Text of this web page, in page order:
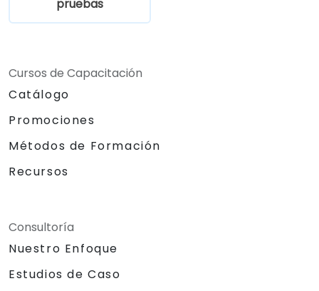
pruebas
Cursos de Capacitación
Catálogo
Promociones
Métodos de Formación
Recursos
Consultoría
Nuestro Enfoque
Estudios de Caso